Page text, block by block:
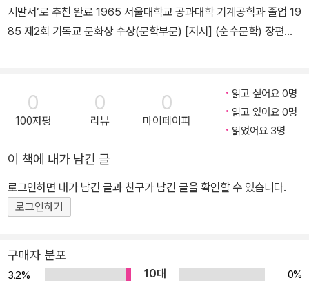
시말서’로 추천 완료 1965 서울대학교 공과대학 기계공학과 졸업 19
85 제2회 기독교 문화상 수상(문학부문) [저서] (순수문학) 장편소
‘빛으로 땅끝까지(1,2)’(홍성사) ‘소리로 땅끝까지(1,2)’(두란노) ‘제
국과 천국(상,하)’(홍성사) ‘아브라함(1-2)’(홍성사) ‘홍수 이후(1-
있다(1,2)’(홍성사) ‘바깥 사람들’(국민일보사) ‘바깥 사연들’ ‘임마누
엘(1-2)’(대한기독교서회) ‘불타는 땅(1,2)’(신앙계) ‘임마누엘(1-
3)’(신앙계) ‘아들의 나라(1,2)’(두란노) ‘오퍼레이션 띠므아(1-
만남’ ‘성경대로 살기’(신앙계) ‘비느하스여 일어서라’(신앙계) ‘성경
으로 여는 세계사(1-3)’(신앙계) ‘별과 같이 비취리라’(낮은 울타리)
0
100자평
0
리뷰
0
마이페이퍼
읽고 싶어요 0명
읽고 있어요 0명
읽었어요 3명
이 책에 내가 남긴 글
로그인하면 내가 남긴 글과 친구가 남긴 글을 확인할 수 있습니다.
로그인하기
구매자 분포
3.2% 10대
0%